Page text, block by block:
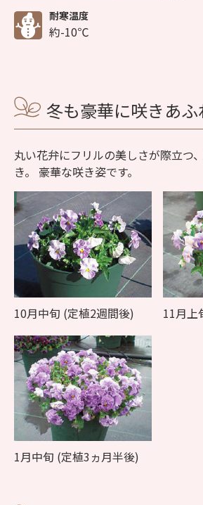
耐寒温度
約-10℃
冬も豪華に咲きあふ
丸い花弁にフリルの美しさが際立つ
き。 豪華な咲き姿です。
10月中旬 (定植2週間後) 11月上
1月中旬 (定植3ヵ月半後)